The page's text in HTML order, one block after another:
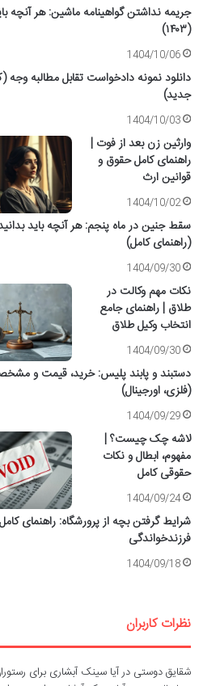
جریمه نداشتن گواهینامه ماشین: هر آنچه
(۱۴۰۳)
1404/10/06
دانلود نمونه دادخواست تقابل مطالبه وجه
جدید)
1404/10/03
وارثین زن بعد از فوت |
راهنمای کامل حقوق و
قوانین ارث
1404/10/02
سقط جنین در ماه پنجم: هر آنچه باید
(راهنمای کامل)
1404/09/30
نکات مهم وکالت در
طلاق | راهنمای جامع
انتخاب وکیل طلاق
1404/09/30
دستبند و پابند پلیس: خرید، قیمت و
(فلزی، اورجینال)
1404/09/29
لاشه چک چیست؟ |
مفهوم، ابطال و نکات
حقوقی کامل
1404/09/24
شرایط گرفتن بچه از پرورشگاه: راهنمای کامل
فرزندخواندگی
1404/09/18
نظرات کاربران
شقایق دوستی درآیا سینک آبشاری برای